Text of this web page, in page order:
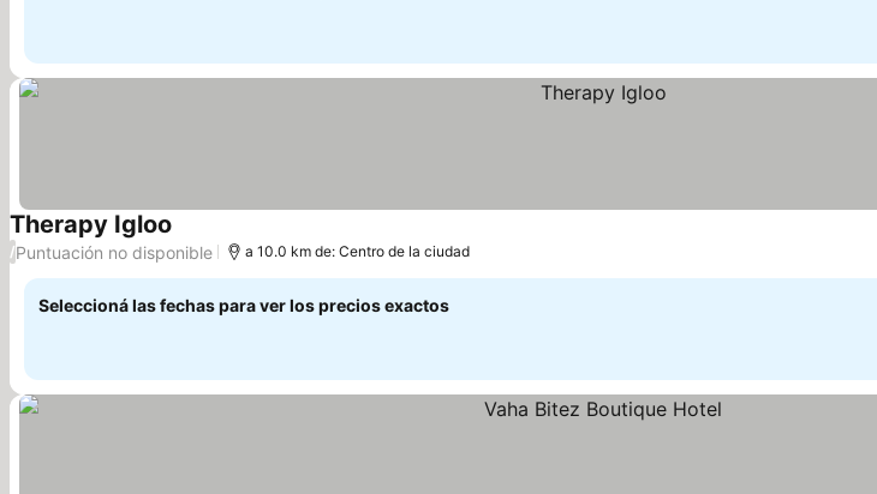
Therapy Igloo Ver precios
/Puntuación no disponible a 10.0 km de: Centro de la ciudad
Seleccioná las fechas para ver los precios exactos